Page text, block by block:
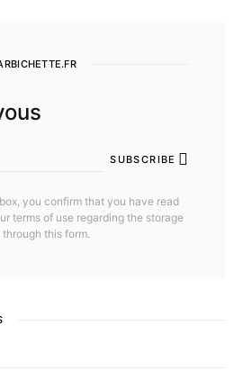
SUBSCRIBE
you confirm that you have read
terms of use regarding the storage
this form.